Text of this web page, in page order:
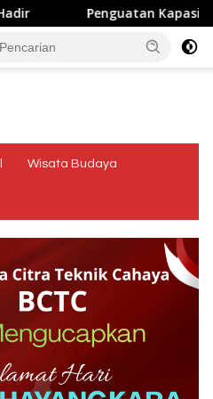
Penguatan Kapasitas
Wisata Budaya